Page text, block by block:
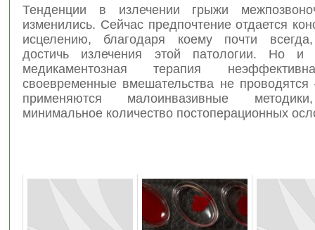
Тенденции в излечении грыжи
изменились. Сейчас предпочтение отдается
исцелению, благодаря коему почти всегда,
достичь излечения этой патологии. Но и
медикаментозная терапия
своевременные вмешательства не
применяются малоинвазивные
минимальное количество постоперационных